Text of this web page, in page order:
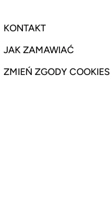
KONTAKT
JAK ZAMAWIAĆ
ZMIEŃ ZGODY COOKIES